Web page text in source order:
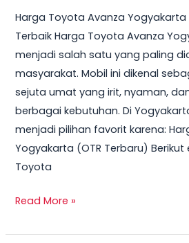
Harga Toyota Avanza Yogyakarta
Terbaik Harga Toyota Avanza
menjadi salah satu yang paling
masyarakat. Mobil ini dikenal
sejuta umat yang irit, nyaman,
berbagai kebutuhan. Di
menjadi pilihan favorit karena:
Yogyakarta (OTR Terbaru)
Toyota
Read More »